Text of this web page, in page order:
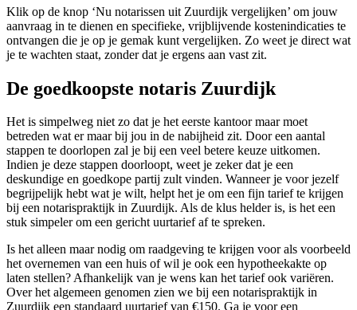
Klik op de knop ‘Nu notarissen uit Zuurdijk vergelijken’ om jouw
aanvraag in te dienen en specifieke, vrijblijvende kostenindicaties te
ontvangen die je op je gemak kunt vergelijken. Zo weet je direct wat
je te wachten staat, zonder dat je ergens aan vast zit.
De goedkoopste notaris Zuurdijk
Het is simpelweg niet zo dat je het eerste kantoor maar moet
betreden wat er maar bij jou in de nabijheid zit. Door een aantal
stappen te doorlopen zal je bij een veel betere keuze uitkomen.
Indien je deze stappen doorloopt, weet je zeker dat je een
deskundige en goedkope partij zult vinden. Wanneer je voor jezelf
begrijpelijk hebt wat je wilt, helpt het je om een fijn tarief te krijgen
bij een notarispraktijk in Zuurdijk. Als de klus helder is, is het een
stuk simpeler om een gericht uurtarief af te spreken.
Is het alleen maar nodig om raadgeving te krijgen voor als voorbeeld
het overnemen van een huis of wil je ook een hypotheekakte op
laten stellen? Afhankelijk van je wens kan het tarief ook variëren.
Over het algemeen genomen zien we bij een notarispraktijk in
Zuurdijk een standaard uurtarief van €150. Ga je voor een